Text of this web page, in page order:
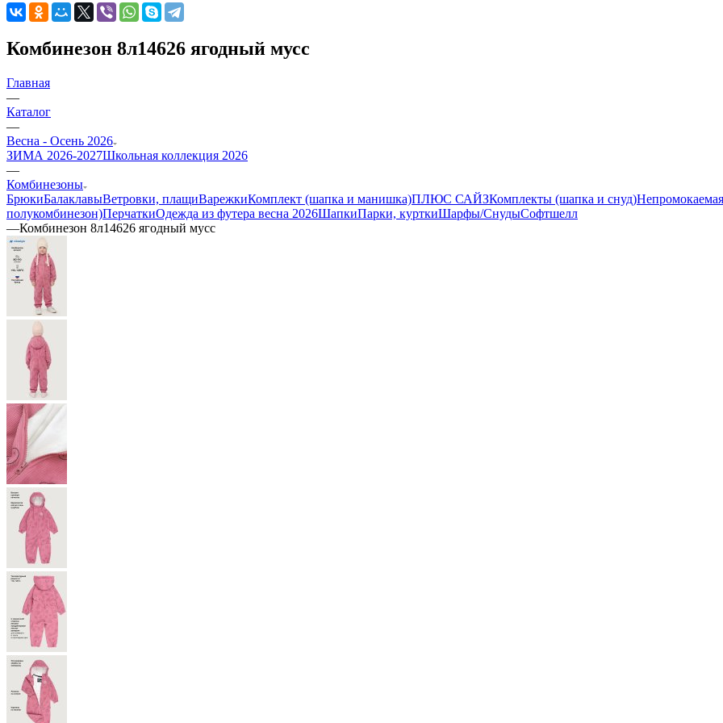
Комбинезон 8л14626 ягодный мусс
Главная
—
Каталог
—
Весна - Осень 2026
ЗИМА 2026-2027Школьная коллекция 2026
—
Комбинезоны
БрюкиБалаклавыВетровки, плащиВарежкиКомплект (шапка и манишка)ПЛЮС САЙЗКомплекты (шапка и снуд)
полукомбинезон)ПерчаткиОдежда из футера весна 2026ШапкиПарки, курткиШарфы/СнудыСофтшелл
—Комбинезон 8л14626 ягодный мусс